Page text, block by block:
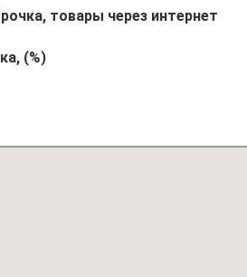
товары через интернет
(%)